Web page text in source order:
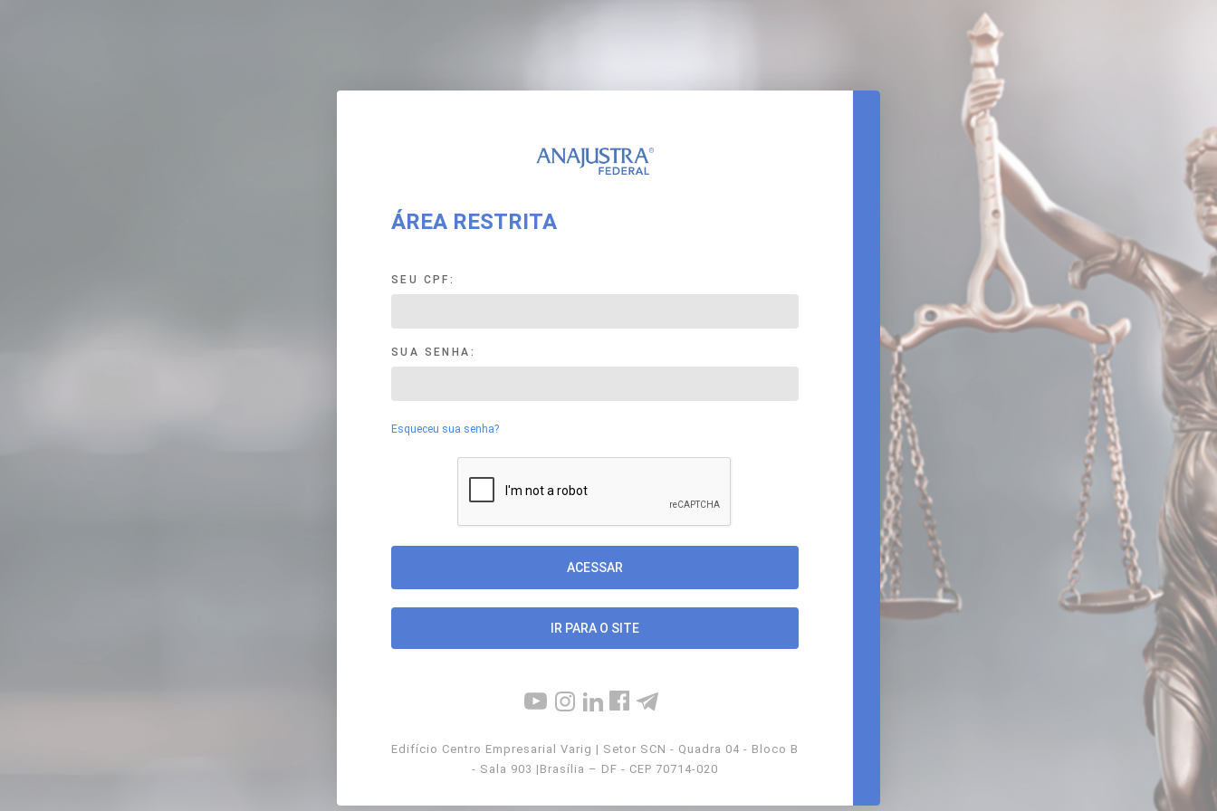
ÁREA RESTRITA
SEU CPF:
SUA SENHA:
Esqueceu sua senha?
IR PARA O SITE
Edifício Centro Empresarial Varig | Setor SCN - Quadra 04 - Bloco B
- Sala 903 |Brasília – DF - CEP 70714-020
REDEFINIÇÃO DE SENHA
DATA DE NASCIMENTO
REENVIAR
Edifício Centro Empresarial Varig | Setor SCN -
Bloco B - Sala 903 |Brasília – DF - CEP